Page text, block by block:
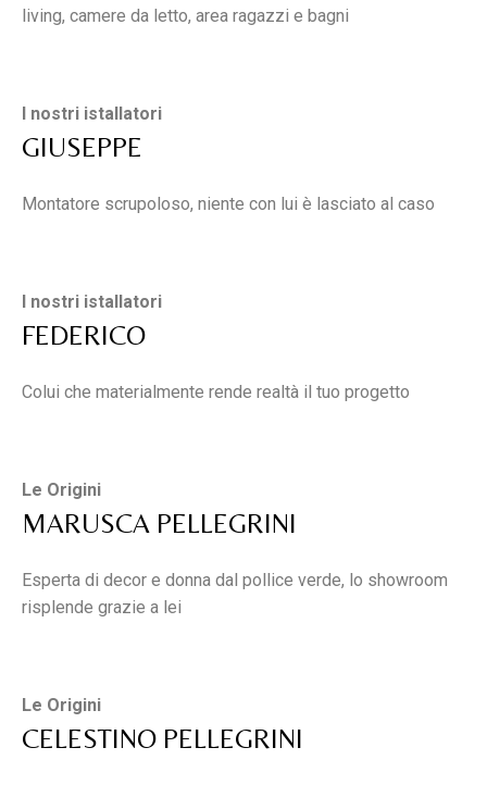
living, camere da letto, area ragazzi e bagni
I nostri istallatori
GIUSEPPE
Montatore scrupoloso, niente con lui è lasciato al caso
I nostri istallatori
FEDERICO
Colui che materialmente rende realtà il tuo progetto
Le Origini
MARUSCA PELLEGRINI
Esperta di decor e donna dal pollice verde, lo showroom
risplende grazie a lei
Le Origini
CELESTINO PELLEGRINI